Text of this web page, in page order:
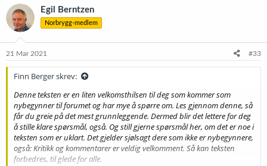
k
s
j
o
e
Egil Berntzen
Norbrygg-medlem
21 Mar 2021 #33
Finn Berger skrev:
Denne teksten er en liten velkomsthilsen til deg som kommer som
nybegynner til forumet og har mye å spørre om. Les gjennom denne, så
får du greie på det mest grunnleggende. Dermed blir det lettere for deg
å stille klare spørsmål, også. Og still gjerne spørsmål her, om det er noe i
teksten som er uklart. Det gjelder sjølsagt dere som ikke er nybegynnere,
også: Kritikk og kommentarer er veldig velkomment. Så kan teksten
forbedres, til glede for alle.